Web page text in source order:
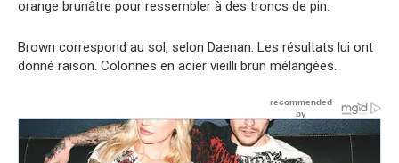
orange brunâtre pour ressembler à des troncs de pin.
Brown correspond au sol, selon Daenan. Les résultats lui ont
donné raison. Colonnes en acier vieilli brun mélangées.